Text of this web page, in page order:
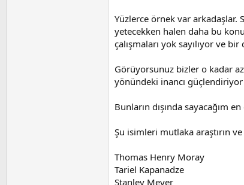
Yüzlerce örnek var arkadaşlar.
yetecekken halen daha bu
çalışmaları yok sayılıyor ve
Görüyorsunuz bizler o kadar
yönündeki inancı
Bunların dışında sayacağım
Şu isimleri mutlaka araştırın
Thomas Henry Moray
Tariel Kapanadze
Stanley Meyer